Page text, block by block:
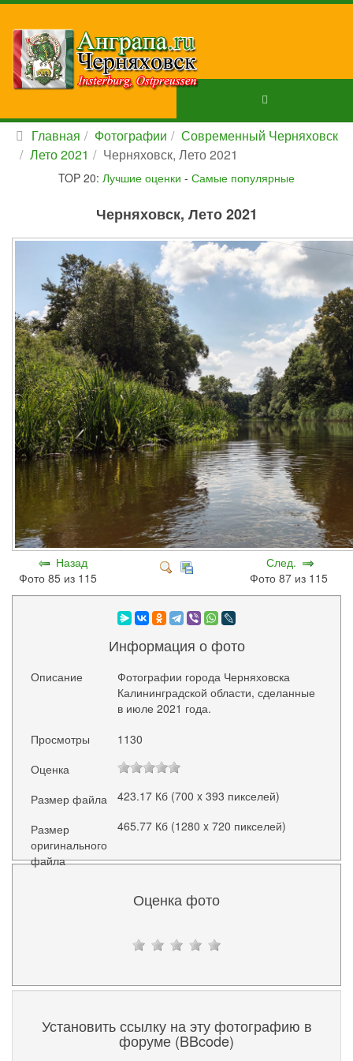
Главная Фотографии
Современный Черняховск
Лето 2021
Черняховск, Лето 2021
TOP 20: Лучшие оценки - Самые популярные
Черняховск, Лето 2021
Назад
Фото 85 из 115
След.
Фото 87 из 115
Информация о фото
Описание
Фотографии города Черняховска
Калининградской области, сделанные
в июле 2021 года.
Просмотры
1130
Оценка
Размер файла
423.17 Кб (700 x 393 пикселей)
Размер
оригинального
файла
465.77 Кб (1280 x 720 пикселей)
Оценка фото
Установить ссылку на эту фотографию в
форуме (BBcode)